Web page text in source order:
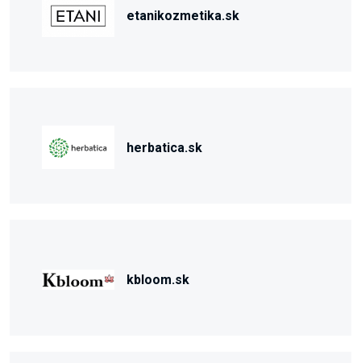
etanikozmetika.sk
herbatica.sk
kbloom.sk